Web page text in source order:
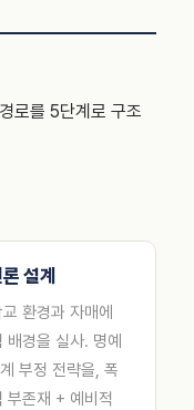
로를 5단계로 구조
설계
환경과 자매에
배경을 실사. 명예
부정 전략을, 폭
부존재 + 예비적